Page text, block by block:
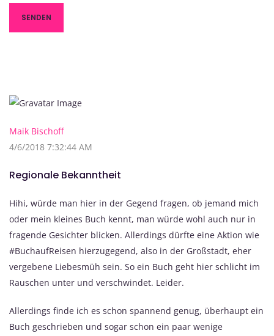
Maik Bischoff
4/6/2018 7:32:44 AM
Regionale Bekanntheit
Hihi, würde man hier in der Gegend fragen, ob jemand mich
oder mein kleines Buch kennt, man würde wohl auch nur in
fragende Gesichter blicken. Allerdings dürfte eine Aktion wie
#BuchaufReisen hierzugegend, also in der Großstadt, eher
vergebene Liebesmüh sein. So ein Buch geht hier schlicht im
Rauschen unter und verschwindet. Leider.
Allerdings finde ich es schon spannend genug, überhaupt ein
Buch geschrieben und sogar schon ein paar wenige